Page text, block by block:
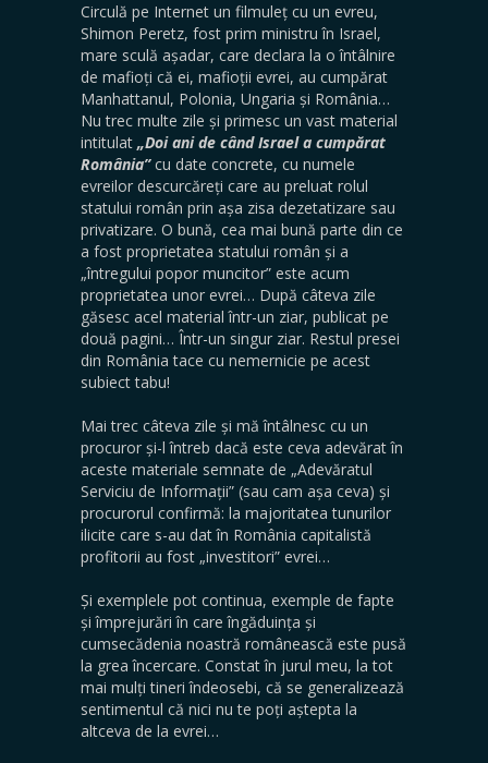
Circulă pe Internet un filmuleț cu un evreu,
Shimon Peretz, fost prim ministru în Israel,
mare sculă așadar, care declara la o întâlnire
de mafioți că ei, mafioții evrei, au cumpărat
Manhattanul, Polonia, Ungaria și România…
Nu trec multe zile și primesc un vast material
intitulat „Doi ani de când Israel a cumpărat
România”cu date concrete, cu numele
evreilor descurcăreți care au preluat rolul
statului român prin așa zisa dezetatizare sau
privatizare. O bună, cea mai bună parte din ce
a fost proprietatea statului român și a
„întregului popor muncitor” este acum
proprietatea unor evrei… După câteva zile
găsesc acel material într-un ziar, publicat pe
două pagini… Într-un singur ziar. Restul presei
din România tace cu nemernicie pe acest
subiect tabu!
Mai trec câteva zile și mă întâlnesc cu un
procuror și-l întreb dacă este ceva adevărat în
aceste materiale semnate de „Adevăratul
Serviciu de Informații” (sau cam așa ceva) și
procurorul confirmă: la majoritatea tunurilor
ilicite care s-au dat în România capitalistă
profitorii au fost „investitori” evrei…
Și exemplele pot continua, exemple de fapte
și împrejurări în care îngăduința și
cumsecădenia noastră românească este pusă
la grea încercare. Constat în jurul meu, la tot
mai mulți tineri îndeosebi, că se generalizează
sentimentul că nici nu te poți aștepta la
altceva de la evrei…